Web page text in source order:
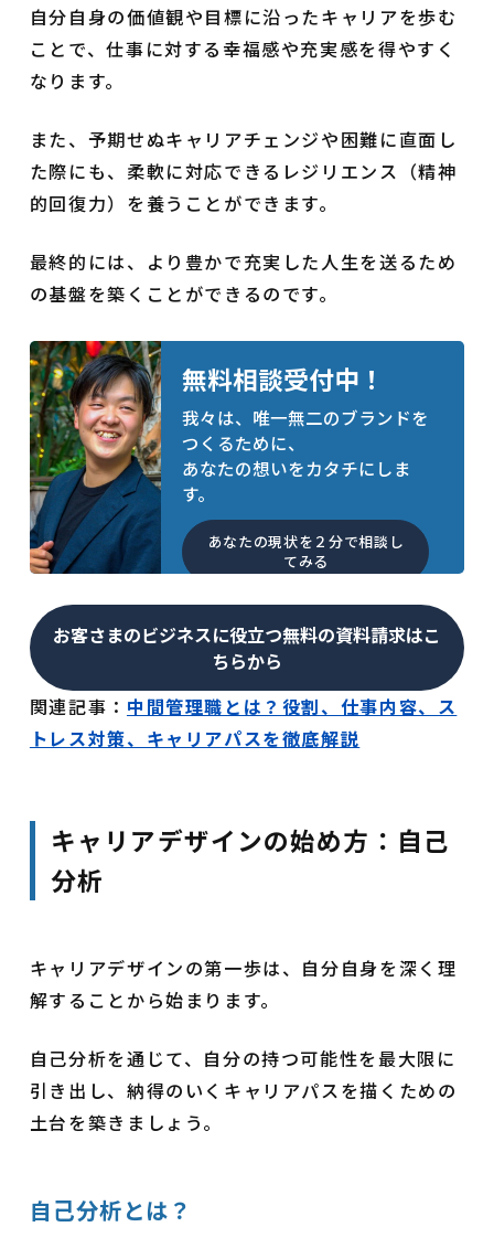
自分自身の価値観や目標に沿ったキャリアを歩む
ことで、仕事に対する幸福感や充実感を得やすく
なります。
また、予期せぬキャリアチェンジや困難に直面し
た際にも、柔軟に対応できるレジリエンス（精神
的回復力）を養うことができます。
最終的には、より豊かで充実した人生を送るため
の基盤を築くことができるのです。
無料相談受付中！
我々は、唯一無二のブランドを
つくるために、
あなたの想いをカタチにしま
す。
あなたの現状を２分で相談し
てみる
お客さまのビジネスに役立つ無料の資料請求はこ
ちらから
関連記事： 中間管理職とは？役割、仕事内容、ス
トレス対策、キャリアパスを徹底解説
キャリアデザインの始め方：自己
分析
キャリアデザインの第一歩は、自分自身を深く理
解することから始まります。
自己分析を通じて、自分の持つ可能性を最大限に
引き出し、納得のいくキャリアパスを描くための
土台を築きましょう。
自己分析とは？